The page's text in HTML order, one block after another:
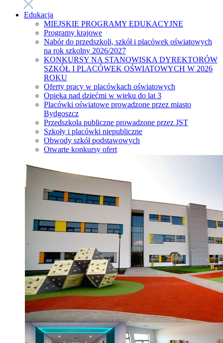
Edukacja
MIEJSKIE PROGRAMY EDUKACYJNE
Programy krajowe
Nabór do przedszkoli, szkół i placówek oświatowych
na rok szkolny 2026/2027
KONKURSY NA STANOWISKA DYREKTORÓW
SZKÓŁ I PLACÓWEK OŚWIATOWYCH W 2026
ROKU
Oferty pracy w placówkach oświatowych
Opieka nad dziećmi w wieku do lat 3
Placówki oświatowe prowadzone przez miasto
Bydgoszcz
Przedszkola publiczne prowadzone przez JST
Szkoły i placówki niepubliczne
Obwody szkół podstawowych
Otwarte konkursy ofert